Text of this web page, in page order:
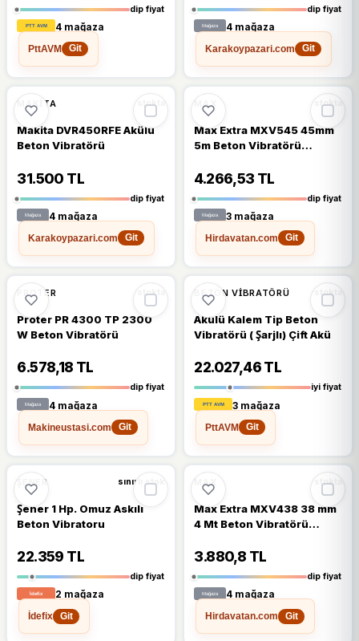
dip fiyat
4 mağaza
PttAVM
Git
dip fiyat
4 mağaza
Karakoypazari.com
Git
%21 %21 DÜŞTÜ
MAKITA stokta
Makita DVR450RFE Akülü
Beton Vibratörü
31.500 TL
dip fiyat
4 mağaza
Karakoypazari.com
Git
%19
MAX stokta
Max Extra MXV545 45mm
5m Beton Vibratörü
4.266,53 TL
dip fiyat
3 mağaza
Hirdavatan.com
Git
%18
PROTER stokta
Proter PR 4300 TP 2300
W Beton Vibratörü
6.578,18 TL
dip fiyat
4 mağaza
Makineustasi.com
Git
%11
BETON VIBRATÖRÜ stokta
Akülü Kalem Tip Beton
Vibratörü ( Şarjlı) Çift Akü
22.027,46 TL
iyi fiyat
3 mağaza
PttAVM
Git
%14
ŞENER sınırlı stok
Şener 1 Hp. Omuz Askılı
Beton Vibratoru
22.359 TL
dip fiyat
2 mağaza
İdefix
Git
%14
MAX stokta
Max Extra MXV438 38 mm
4 Mt Beton Vibratörü
3.880,8 TL
dip fiyat
4 mağaza
Hirdavatan.com
Git